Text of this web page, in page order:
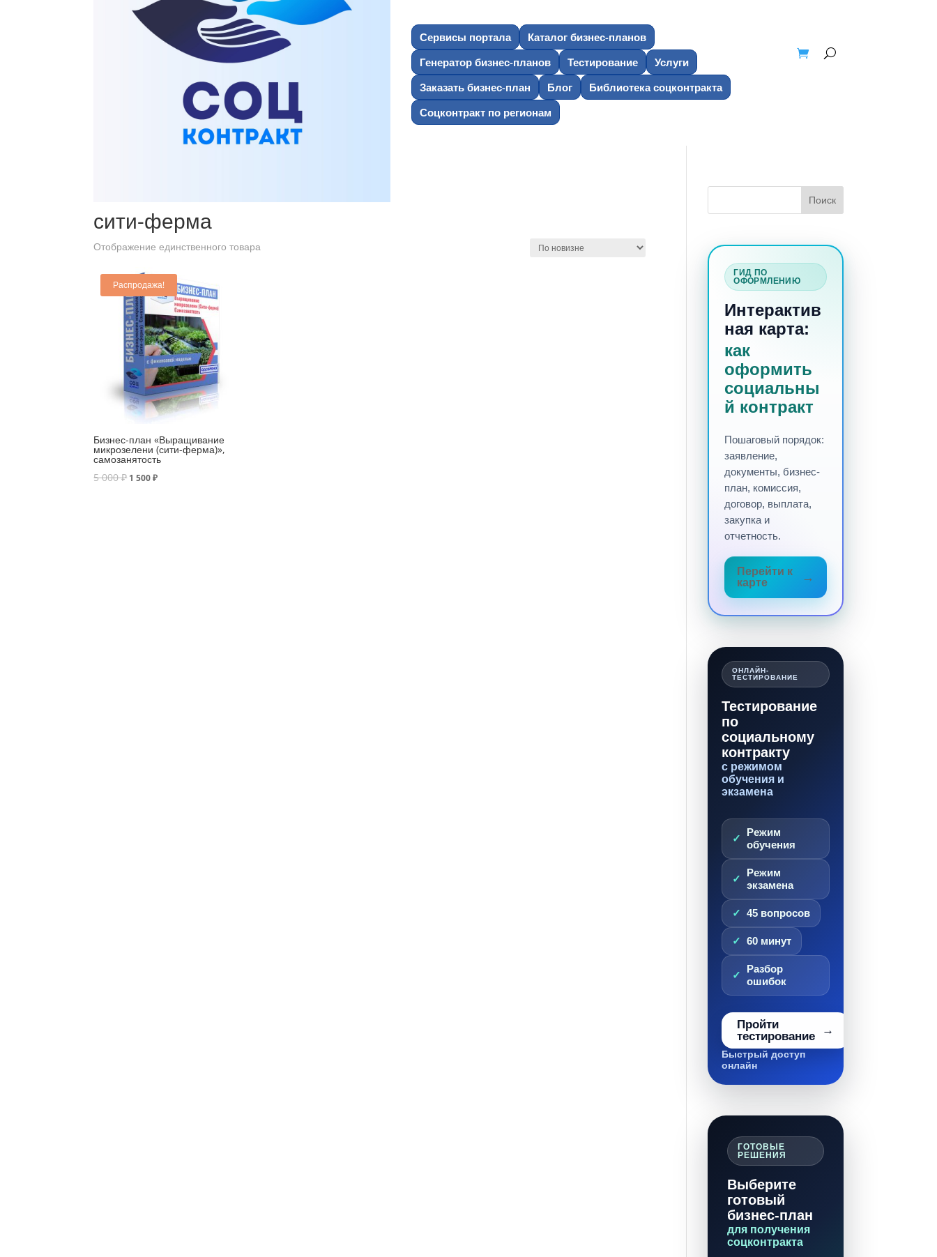
Сервисы портала
Каталог бизнес-планов
Генератор бизнес-планов
Тестирование
Услуги
Заказать бизнес-план
Блог
Библиотека соцконтракта
Соцконтракт по регионам
сити-ферма
Отображение единственного товара
Распродажа!
Бизнес-план «Выращивание
микрозелени (сити-ферма)»,
самозанятость
5 000₽ 1 500₽
ГИД ПО
ОФОРМЛЕНИЮ
Интерактив
ная карта:
как
оформить
социальны
й контракт
Пошаговый порядок:
заявление,
документы, бизнес-
план, комиссия,
договор, выплата,
закупка и
отчетность.
Перейти к
карте
ОНЛАЙН-
ТЕСТИРОВАНИЕ
Тестирование
по
социальному
контракту
с режимом
обучения и
экзамена
Режим
обучения
Режим
экзамена
45 вопросов
60 минут
Разбор
ошибок
Пройти
тестирование
Быстрый доступ
онлайн
ГОТОВЫЕ
РЕШЕНИЯ
Выберите
готовый
бизнес-план
для получения
соцконтракта